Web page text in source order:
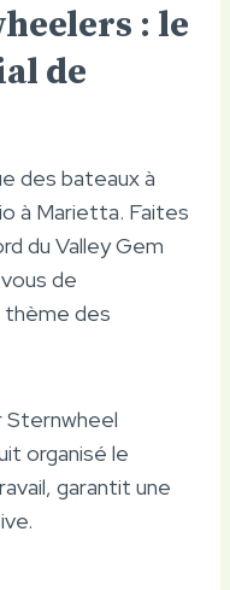
: le
de
des bateaux à
à Marietta. Faites
du Valley Gem
de
thème des
Sternwheel
organisé le
garantit une